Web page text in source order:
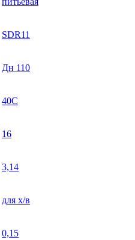
SDR11
Дн 110
40C
16
3,14
для х/в
0,15